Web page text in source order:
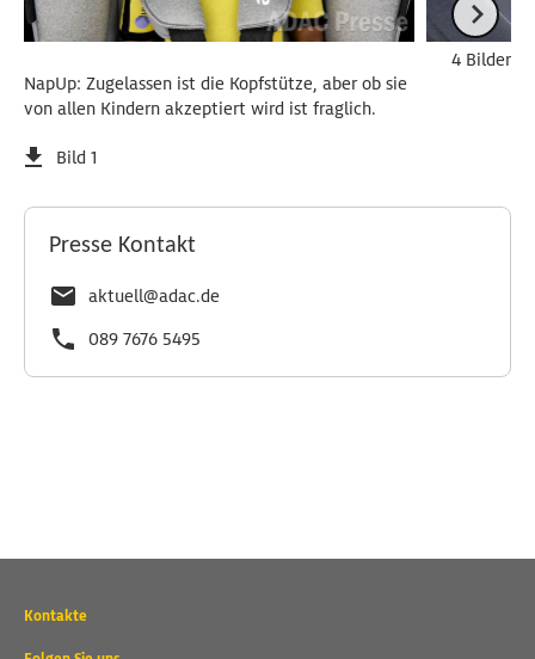
NapUp: Zugelassen ist die Kopfstütze, aber ob sie
von allen Kindern akzeptiert wird ist fraglich.
Bild 1
4 Bilder
Presse Kontakt
aktuell@adac.de
089 7676 5495
Wichtige
Kontakte